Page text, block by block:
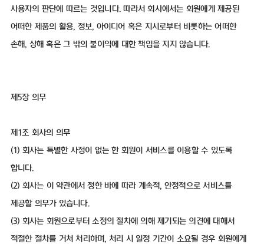
사용자의 판단에 따르는 것입니다. 따라서 회사에서는 회원에게 제공된
어떠한 제품의 활용, 정보, 아이디어 혹은 지시로부터 비롯하는 어떠한
손해, 상해 혹은 그 밖의 불이익에 대한 책임을 지지 않습니다.
제5장 의무
제1조 회사의 의무
(1) 회사는 특별한 사정이 없는 한 회원이 서비스를 이용할 수 있도록
합니다.
(2) 회사는 이 약관에서 정한 바에 따라 계속적, 안정적으로 서비스를
제공할 의무가 있습니다.
(3) 회사는 회원으로부터 소정의 절차에 의해 제기되는 의견에 대해서
적절한 절차를 거쳐 처리하며, 처리 시 일정 기간이 소요될 경우 회원에게